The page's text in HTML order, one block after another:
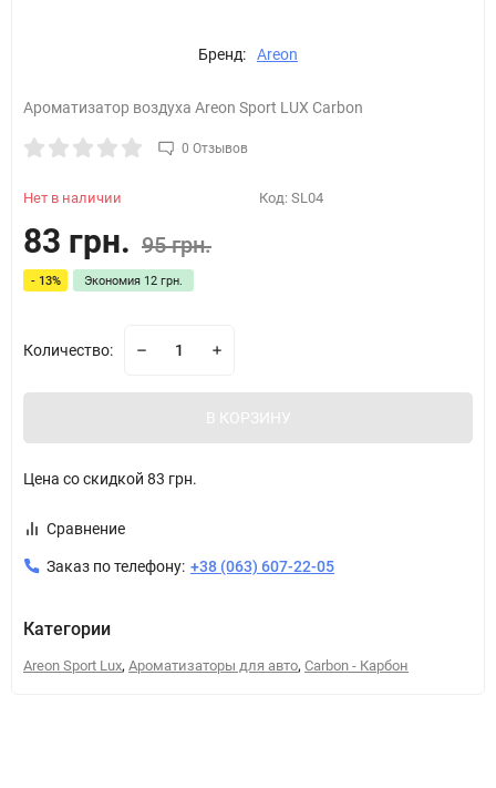
Бренд: Areon
Ароматизатор воздуха Areon Sport LUX Carbon
0 Отзывов
Нет в наличии Код: SL04
83 грн. 95 грн.
- 13% Экономия 12 грн.
Количество:
В КОРЗИНУ
Цена со скидкой 83 грн.
Сравнение
Заказ по телефону: +38 (063) 607-22-05
Категории
Areon Sport Lux, Ароматизаторы для авто, Carbon - Карбон